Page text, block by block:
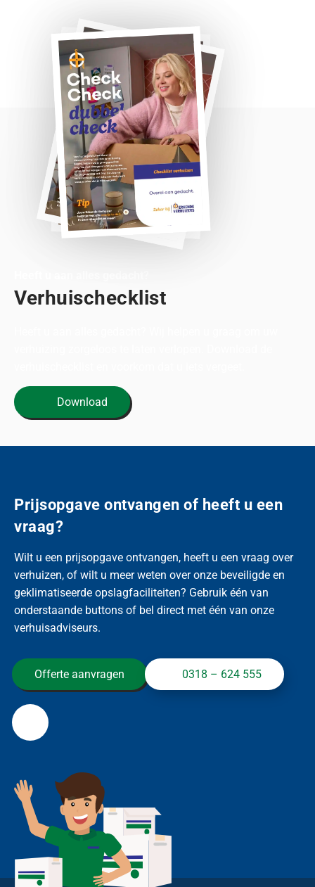
Verhuischecklist
Download
Prijsopgave ontvangen of heeft u een
vraag?
Wilt u een prijsopgave ontvangen, heeft u een vraag over
verhuizen, of wilt u meer weten over onze beveiligde en
geklimatiseerde opslagfaciliteiten? Gebruik één van
onderstaande buttons of bel direct met één van onze
verhuisadviseurs.
Offerte aanvragen 0318 – 624 555